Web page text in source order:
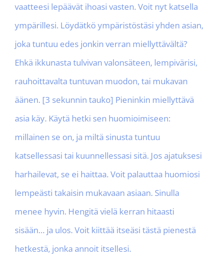
vaatteesi lepäävät ihoasi vasten. Voit nyt katsella
ympärillesi. Löydätkö ympäristöstäsi yhden asian,
joka tuntuu edes jonkin verran miellyttävältä?
Ehkä ikkunasta tulvivan valonsäteen, lempivärisi,
rauhoittavalta tuntuvan muodon, tai mukavan
äänen. [3 sekunnin tauko] Pieninkin miellyttävä
asia käy. Käytä hetki sen huomioimiseen:
millainen se on, ja miltä sinusta tuntuu
katsellessasi tai kuunnellessasi sitä. Jos ajatuksesi
harhailevat, se ei haittaa. Voit palauttaa huomiosi
lempeästi takaisin mukavaan asiaan. Sinulla
menee hyvin. Hengitä vielä kerran hitaasti
sisään… ja ulos. Voit kiittää itseäsi tästä pienestä
hetkestä, jonka annoit itsellesi.